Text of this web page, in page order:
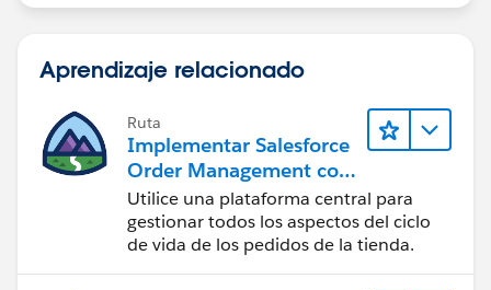
Aprendizaje relacionado
Ruta
Implementar Salesforce
Order Management con
una tienda de B2B, B2C
o B2B2C Commerce
Utilice una plataforma central para
gestionar todos los aspectos del ciclo
de vida de los pedidos de la tienda.